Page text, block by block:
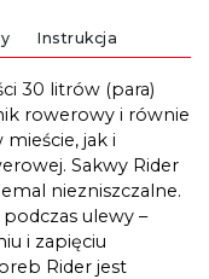
Instrukcja
30 litrów (para)
rowerowy i równie
jak i
Sakwy Rider
niezniszczalne.
ulewy –
i zapięciu
Rider jest